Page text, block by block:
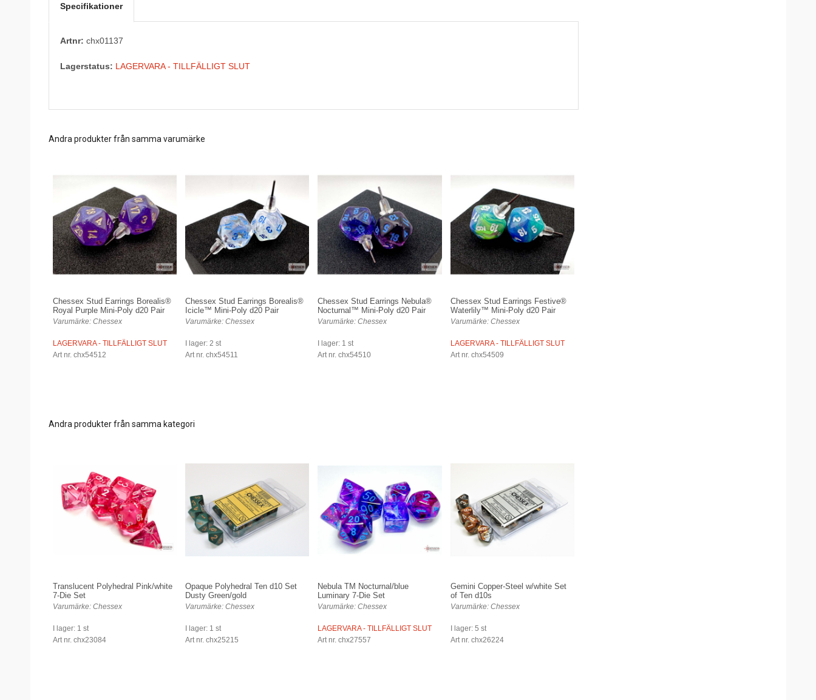
Specifikationer
Artnr: chx01137
Lagerstatus: LAGERVARA - TILLFÄLLIGT SLUT
Andra produkter från samma varumärke
Chessex Stud Earrings Borealis®
Royal Purple Mini-Poly d20 Pair
Varumärke: Chessex
LAGERVARA - TILLFÄLLIGT SLUT
Art nr. chx54512
Chessex Stud Earrings Borealis®
Icicle™ Mini-Poly d20 Pair
Varumärke: Chessex
I lager: 2 st
Art nr. chx54511
Chessex Stud Earrings Nebula®
Nocturnal™ Mini-Poly d20 Pair
Varumärke: Chessex
I lager: 1 st
Art nr. chx54510
Chessex Stud Earrings Festive®
Waterlily™ Mini-Poly d20 Pair
Varumärke: Chessex
LAGERVARA - TILLFÄLLIGT SLUT
Art nr. chx54509
Andra produkter från samma kategori
Translucent Polyhedral Pink/white
7-Die Set
Varumärke: Chessex
I lager: 1 st
Art nr. chx23084
Opaque Polyhedral Ten d10 Set
Dusty Green/gold
Varumärke: Chessex
I lager: 1 st
Art nr. chx25215
Nebula TM Nocturnal/blue
Luminary 7-Die Set
Varumärke: Chessex
LAGERVARA - TILLFÄLLIGT SLUT
Art nr. chx27557
Gemini Copper-Steel w/white Set
of Ten d10s
Varumärke: Chessex
I lager: 5 st
Art nr. chx26224